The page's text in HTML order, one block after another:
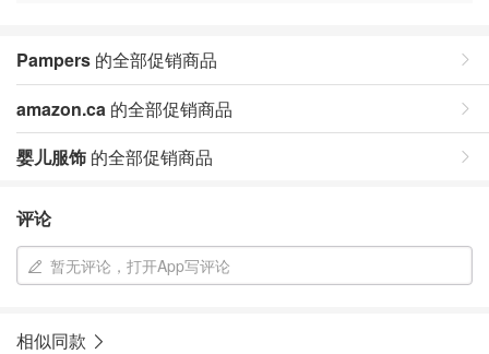
Pampers 的全部促销商品
amazon.ca 的全部促销商品
婴儿服饰 的全部促销商品
评论
暂无评论，打开App写评论
相似同款